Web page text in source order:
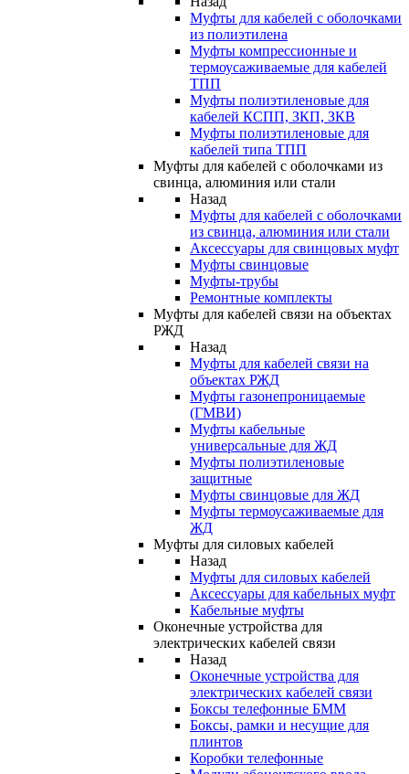
Муфты для кабелей с оболочками
из полиэтилена
Муфты компрессионные и
термоусаживаемые для кабелей
ТПП
Муфты полиэтиленовые для
кабелей КСПП, ЗКП, ЗКВ
Муфты полиэтиленовые для
кабелей типа ТПП
Муфты для кабелей с оболочками из
свинца, алюминия или стали
Назад
Муфты для кабелей с оболочками
из свинца, алюминия или стали
Аксессуары для свинцовых муфт
Муфты свинцовые
Муфты-трубы
Ремонтные комплекты
Муфты для кабелей связи на объектах
РЖД
Назад
Муфты для кабелей связи на
объектах РЖД
Муфты газонепроницаемые
(ГМВИ)
Муфты кабельные
универсальные для ЖД
Муфты полиэтиленовые
защитные
Муфты свинцовые для ЖД
Муфты термоусаживаемые для
ЖД
Муфты для силовых кабелей
Назад
Муфты для силовых кабелей
Аксессуары для кабельных муфт
Кабельные муфты
Оконечные устройства для
электрических кабелей связи
Назад
Оконечные устройства для
электрических кабелей связи
Боксы телефонные БММ
Боксы, рамки и несущие для
плинтов
Коробки телефонные